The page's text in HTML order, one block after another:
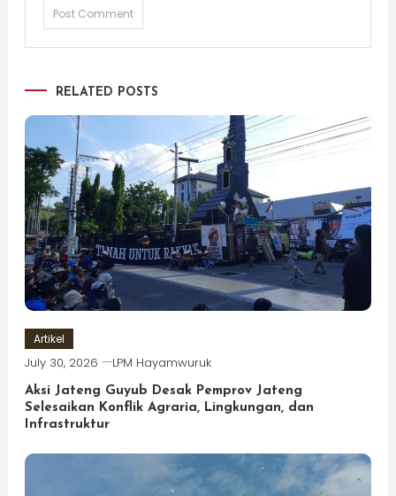
RELATED POSTS
Artikel
July 30, 2026 LPM Hayamwuruk
Aksi Jateng Guyub Desak Pemprov Jateng
Selesaikan Konflik Agraria, Lingkungan, dan
Infrastruktur